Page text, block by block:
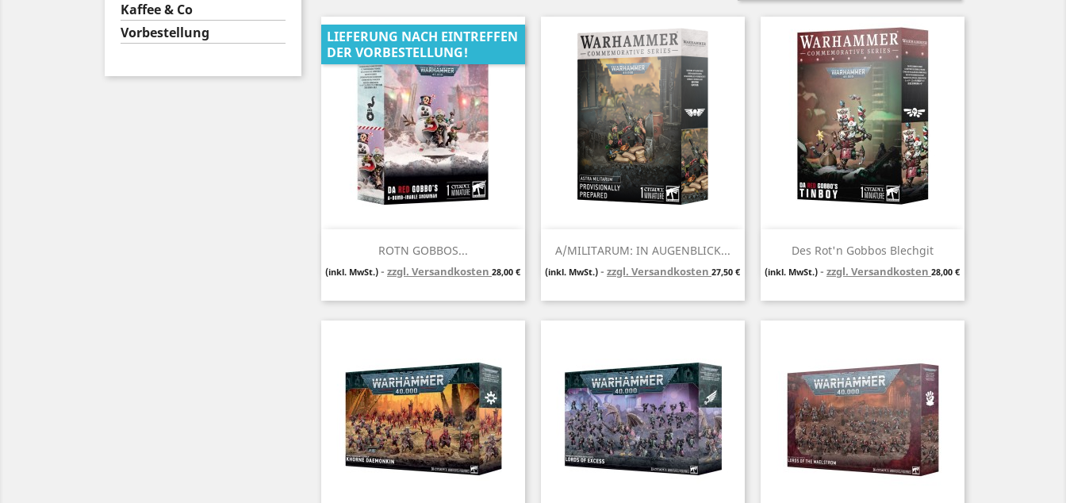
Kaffee & Co
Vorbestellung
ROTN GOBBOS...
(inkl. MwSt.) zzgl. Versandkosten Preis
28,00 €
LIEFERUNG NACH EINTREFFEN
DER VORBESTELLUNG!
Vorschau A/MILITARUM: IN AUGENBLICK...
(inkl. MwSt.) zzgl. Versandkosten Preis
27,50 €
Vorschau Des Rot'n Gobbos Blechgit
(inkl. MwSt.) zzgl. Versandkosten Preis
28,00 €
Vorschau